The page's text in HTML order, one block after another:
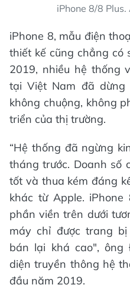
iPhone 8/8
iPhone 8, mẫu điện
thiết kế cũng chẳng có
2019, nhiều hệ thống
tại Việt Nam đã dừng
không chuộng, không
triển của thị trường.
“Hệ thống đã ngừng
tháng trước. Doanh số
tốt và thua kém đáng
khác từ Apple.
phần viền trên dưới
máy chỉ được trang
bán lại khá cao", ông
diện truyền thông hệ
đầu năm 2019.